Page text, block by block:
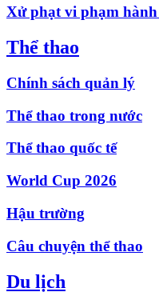
Xử phạt vi phạm
Thể thao
Chính sách quản lý
Thể thao trong nước
Thể thao quốc tế
World Cup 2026
Hậu trường
Câu chuyện thể thao
Du lịch